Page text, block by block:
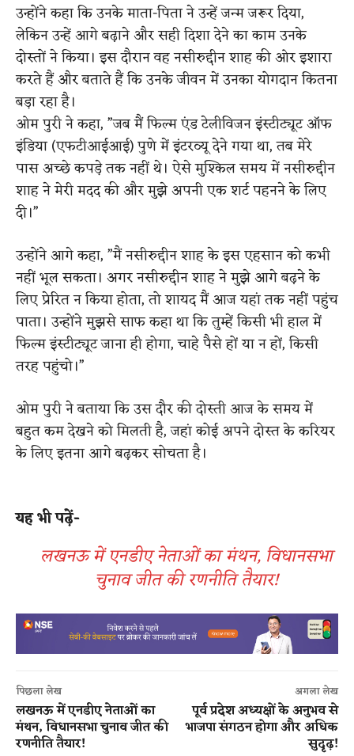
उन्होंने कहा कि उनके माता-पिता ने उन्हें जन्म जरूर दिया,
लेकिन उन्हें आगे बढ़ाने और सही दिशा देने का काम उनके
दोस्तों ने किया। इस दौरान वह नसीरुद्दीन शाह की ओर इशारा
करते हैं और बताते हैं कि उनके जीवन में उनका योगदान कितना
बड़ा रहा है।
ओम पुरी ने कहा, ”जब मैं फिल्म एंड टेलीविजन इंस्टीट्यूट ऑफ
इंडिया (एफटीआईआई) पुणे में इंटरव्यू देने गया था, तब मेरे
पास अच्छे कपड़े तक नहीं थे। ऐसे मुश्किल समय में नसीरुद्दीन
शाह ने मेरी मदद की और मुझे अपनी एक शर्ट पहनने के लिए
दी।”
उन्होंने आगे कहा, ”मैं नसीरुद्दीन शाह के इस एहसान को कभी
नहीं भूल सकता। अगर नसीरुद्दीन शाह ने मुझे आगे बढ़ने के
लिए प्रेरित न किया होता, तो शायद मैं आज यहां तक नहीं पहुंच
पाता। उन्होंने मुझसे साफ कहा था कि तुम्हें किसी भी हाल में
फिल्म इंस्टीट्यूट जाना ही होगा, चाहे पैसे हों या न हों, किसी
तरह पहुंचो।”
ओम पुरी ने बताया कि उस दौर की दोस्ती आज के समय में
बहुत कम देखने को मिलती है, जहां कोई अपने दोस्त के करियर
के लिए इतना आगे बढ़कर सोचता है।
यह भी पढ़ें-
लखनऊ में एनडीए नेताओं का मंथन, विधानसभा
चुनाव जीत की रणनीति तैयार!
पिछला लेख
लखनऊ में एनडीए नेताओं का
मंथन, विधानसभा चुनाव जीत की
रणनीति तैयार!
अगला लेख
पूर्व प्रदेश अध्यक्षों के अनुभव से
भाजपा संगठन होगा और अधिक
सुदृढ़!